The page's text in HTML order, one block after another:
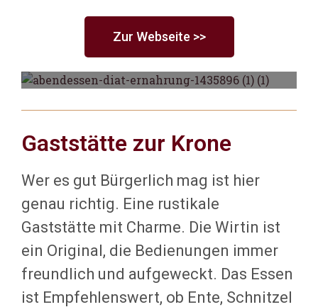
Zur Webseite >>
Italienisch
Gaststätte zur Krone
Wer es gut Bürgerlich mag ist hier
genau richtig. Eine rustikale
Gaststätte mit Charme. Die Wirtin ist
ein Original, die Bedienungen immer
freundlich und aufgeweckt. Das Essen
ist Empfehlenswert, ob Ente, Schnitzel